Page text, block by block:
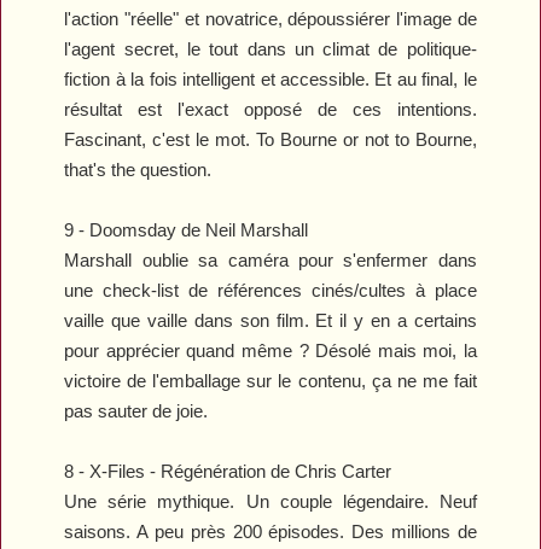
l'action "réelle" et novatrice, dépoussiérer l'image de
l'agent secret, le tout dans un climat de politique-
fiction à la fois intelligent et accessible. Et au final, le
résultat est l'exact opposé de ces intentions.
Fascinant, c'est le mot. To Bourne or not to Bourne,
that's the question.
9 - Doomsday de Neil Marshall
Marshall oublie sa caméra pour s'enfermer dans
une check-list de références cinés/cultes à place
vaille que vaille dans son film. Et il y en a certains
pour apprécier quand même ? Désolé mais moi, la
victoire de l'emballage sur le contenu, ça ne me fait
pas sauter de joie.
8 - X-Files - Régénération de Chris Carter
Une série mythique. Un couple légendaire. Neuf
saisons. A peu près 200 épisodes. Des millions de